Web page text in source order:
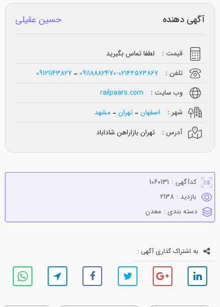
آگهی دهنده حسین عقیلی
قیمت :
لطفا تماس بگیرید
تلفن :
09118882470-021۴۴۵۷۳۸۶۷
09121143827
وب سایت :
railpaars.com
شهر :
اصفهان تهران
مشهد
آدرس :
تهران بازاراهن شاداباد
کدآگهی : 1060131
بازدید : 2138
دسته بندی : معدن
به اشتراک گذاری آگهی :